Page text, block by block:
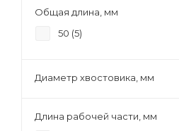
Общая длина, мм
50 (5)
Диаметр хвостовика, мм
Длина рабочей части, мм